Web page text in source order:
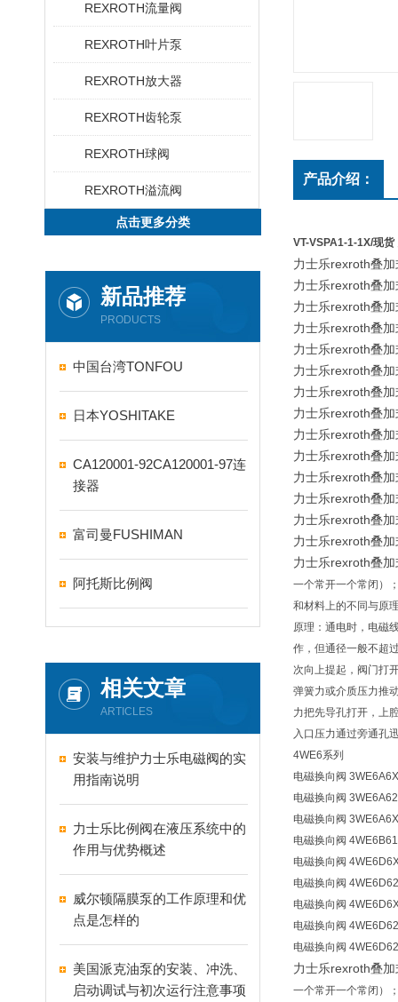
REXROTH流量阀
REXROTH叶片泵
REXROTH放大器
REXROTH齿轮泵
REXROTH球阀
REXROTH溢流阀
点击更多分类
新品推荐
PRODUCTS
中国台湾TONFOU
日本YOSHITAKE
CA120001-92CA120001-97连
接器
富司曼FUSHIMAN
阿托斯比例阀
相关文章
ARTICLES
安装与维护力士乐电磁阀的实
用指南说明
力士乐比例阀在液压系统中的
作用与优势概述
威尔顿隔膜泵的工作原理和优
点是怎样的
美国派克油泵的安装、冲洗、
启动调试与初次运行注意事项
产品介绍：
VT-VSPA1-1-1X/现货
力士乐rexroth叠
力士乐rexroth叠
力士乐rexroth叠
力士乐rexroth叠
力士乐rexroth叠
力士乐rexroth叠
力士乐rexroth叠
力士乐rexroth叠
力士乐rexroth叠
力士乐rexroth叠
力士乐rexroth叠
力士乐rexroth叠
力士乐rexroth叠
力士乐rexroth叠
力士乐rexroth叠
一个常开一个常闭）
和材料上的不同与原
原理：通电时，电磁
作，但通径一般不超
次向上提起，阀门打
弹簧力或介质压力推
力把先导孔打开，上
入口压力通过旁通孔
4WE6系列
电磁换向阀
电磁换向阀
电磁换向阀
电磁换向阀
电磁换向阀
电磁换向阀
电磁换向阀
电磁换向阀
电磁换向阀
力士乐rexroth叠
一个常开一个常闭）